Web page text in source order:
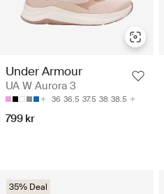
Under Armour
UA W Aurora 3
36 36.5 37.5 38 38.5
799 kr
35% Deal